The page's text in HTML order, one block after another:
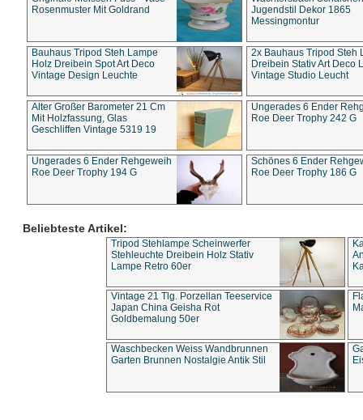
Rosenmuster Mit Goldrand
Jugendstil Dekor 1865
Messingmontur
Bauhaus Tripod Steh Lampe
Holz Dreibein Spot Art Deco
Vintage Design Leuchte
2x Bauhaus Tripod Steh
Dreibein Stativ Art Deco
Vintage Studio Leucht
Alter Großer Barometer 21 Cm
Mit Holzfassung, Glas
Geschliffen Vintage 5319 19
Ungerades 6 Ender
Roe Deer Trophy 242 G
Ungerades 6 Ender Rehgeweih
Roe Deer Trophy 194 G
Schönes 6 Ender
Roe Deer Trophy 186 G
Beliebteste Artikel:
Tripod Stehlampe Scheinwerfer
Stehleuchte Dreibein Holz Stativ
Lampe Retro 60er
Vintage 21 Tlg. Porzellan Teeservice
Japan China Geisha Rot
Goldbemalung 50er
Waschbecken Weiss Wandbrunnen
Garten Brunnen Nostalgie Antik Stil